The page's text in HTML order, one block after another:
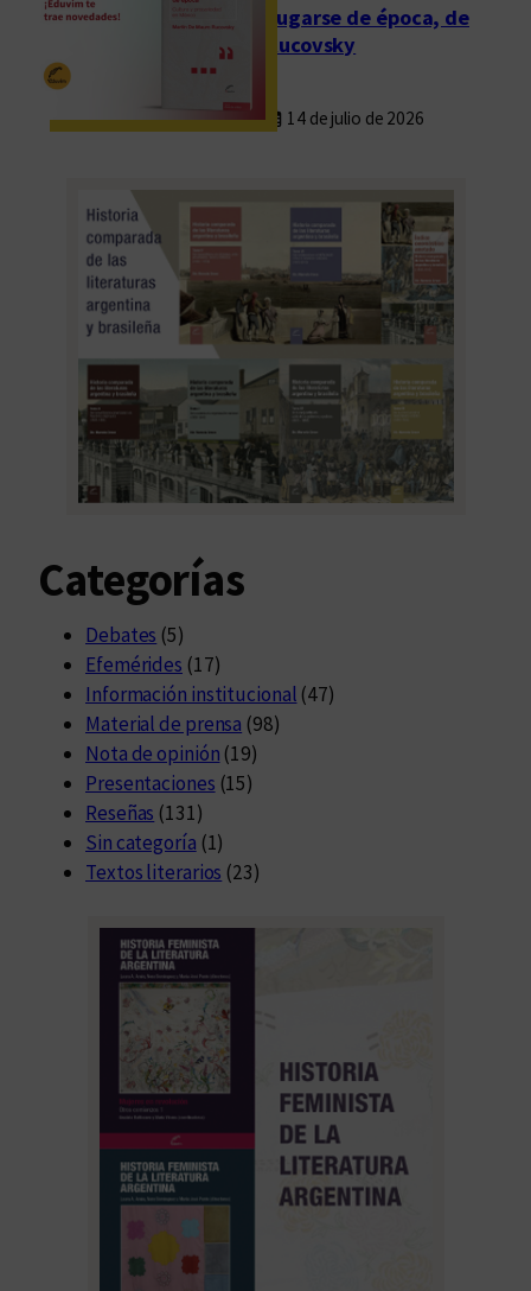
Fugarse de época, de
Rucovsky
14 de julio de 2026
Categorías
Debates (5)
Efemérides (17)
Información institucional (47)
Material de prensa (98)
Nota de opinión (19)
Presentaciones (15)
Reseñas (131)
Sin categoría (1)
Textos literarios (23)